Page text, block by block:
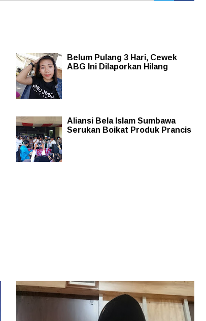
Belum Pulang 3 Hari, Cewek
ABG Ini Dilaporkan Hilang
Aliansi Bela Islam Sumbawa
Serukan Boikat Produk Prancis